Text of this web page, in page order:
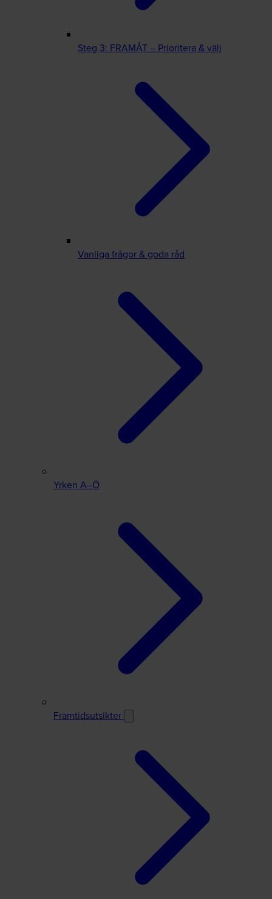
Steg 3: FRAMÅT – Prioritera & välj
Vanliga frågor & goda råd
Yrken A–Ö
Framtidsutsikter